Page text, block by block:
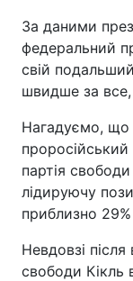
За даними
федеральний
свій
швидше за
Нагадуємо, що
партія
лідируючу
приблизно 29%
Невдовзі після
свободи Кікль